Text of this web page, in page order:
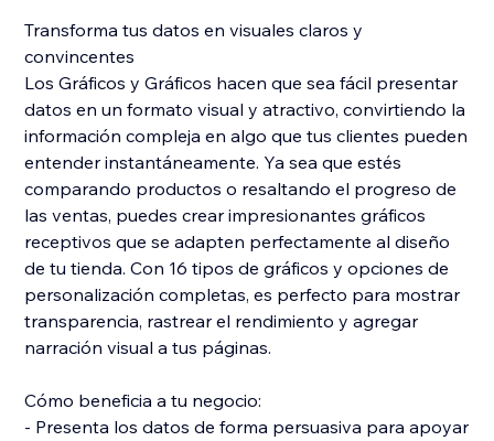
Transforma tus datos en visuales claros y
convincentes
Los Gráficos y Gráficos hacen que sea fácil presentar
datos en un formato visual y atractivo, convirtiendo la
información compleja en algo que tus clientes pueden
entender instantáneamente. Ya sea que estés
comparando productos o resaltando el progreso de
las ventas, puedes crear impresionantes gráficos
receptivos que se adapten perfectamente al diseño
de tu tienda. Con 16 tipos de gráficos y opciones de
personalización completas, es perfecto para mostrar
transparencia, rastrear el rendimiento y agregar
narración visual a tus páginas.
Cómo beneficia a tu negocio:
- Presenta los datos de forma persuasiva para apoyar